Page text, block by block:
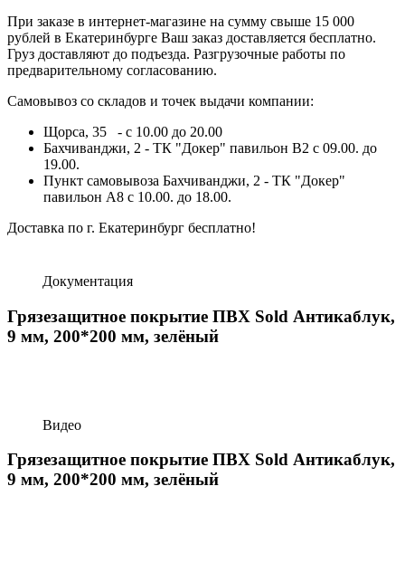
При заказе в интернет-магазине на сумму свыше 15 000
рублей в Екатеринбурге Ваш заказ доставляется бесплатно.
Груз доставляют до подъезда. Разгрузочные работы по
предварительному согласованию.
Самовывоз со складов и точек выдачи компании:
Щорса, 35 - с 10.00 до 20.00
Бахчиванджи, 2 - ТК "Докер" павильон B2 с 09.00. до
19.00.
Пункт самовывоза Бахчиванджи, 2 - ТК "Докер"
павильон А8 с 10.00. до 18.00.
Доставка по г. Екатеринбург бесплатно!
Документация
Грязезащитное покрытие ПВХ Sold Антикаблук,
9 мм, 200*200 мм, зелёный
Видео
Грязезащитное покрытие ПВХ Sold Антикаблук,
9 мм, 200*200 мм, зелёный